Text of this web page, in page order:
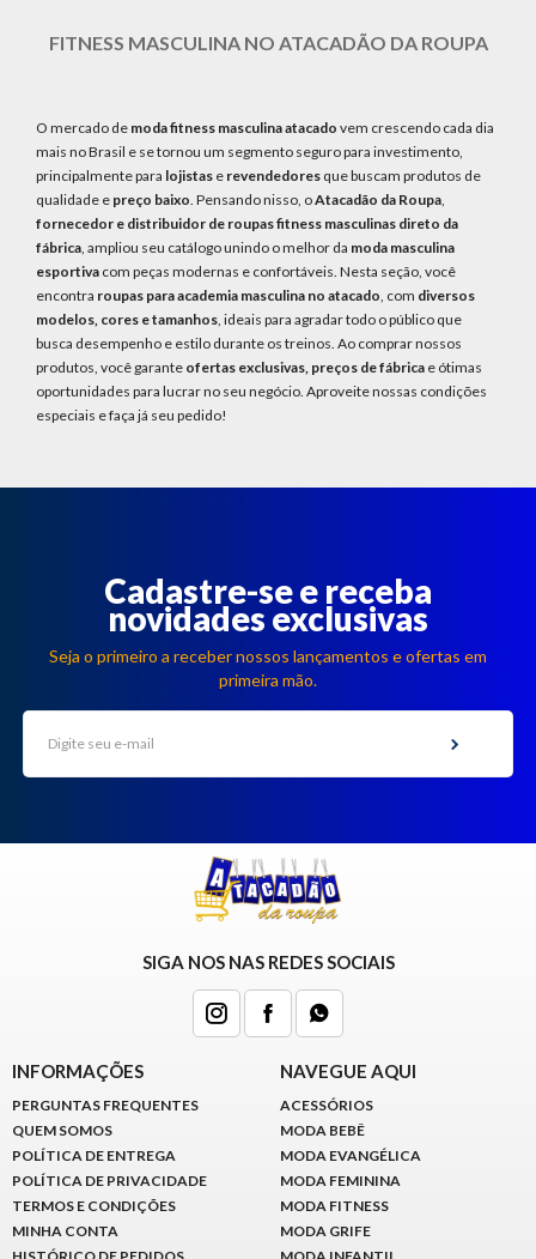
FITNESS MASCULINA NO ATACADÃO DA ROUPA
O mercado de moda fitness masculina atacado vem crescendo cada dia
mais no Brasil e se tornou um segmento seguro para investimento,
principalmente para lojistas e revendedores que buscam produtos de
qualidade e preço baixo . Pensando nisso, oAtacadão da Roupa
fornecedor e distribuidor de roupas fitness masculinas direto da
fábrica , ampliou seu catálogo unindo o melhor da moda masculina
esportiva com peças modernas e confortáveis. Nesta seção, você
encontra roupas para academia masculina no atacado , com diversos
modelos, cores e tamanhos , ideais para agradar todo o público que
busca desempenho e estilo durante os treinos. Ao comprar nossos
produtos, você garante ofertas exclusivas, preços de fábrica e ótimas
oportunidades para lucrar no seu negócio. Aproveite nossas condições
especiais e faça já seu pedido!
Cadastre-se e receba
novidades exclusivas
Seja o primeiro a receber nossos lançamentos e ofertas em
primeira mão.
SIGA NOS NAS REDES SOCIAIS
INFORMAÇÕES
PERGUNTAS FREQUENTES
QUEM SOMOS
POLÍTICA DE ENTREGA
POLÍTICA DE PRIVACIDADE
TERMOS E CONDIÇÕES
MINHA CONTA
NAVEGUE AQUI
ACESSÓRIOS
MODA BEBÊ
MODA EVANGÉLICA
MODA FEMININA
MODA FITNESS
MODA GRIFE